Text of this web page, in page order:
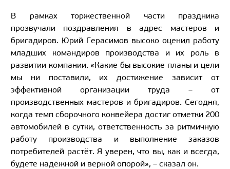
В рамках торжественной части праздника
прозвучали поздравления в адрес мастеров и
бригадиров. Юрий Герасимов высоко оценил работу
младших командиров производства и их роль в
развитии компании. «Какие бы высокие планы и цели
мы ни поставили, их достижение зависит от
эффективной организации труда – от
производственных мастеров и бригадиров. Сегодня,
когда темп сборочного конвейера достиг отметки 200
автомобилей в сутки, ответственность за ритмичную
работу производства и выполнение заказов
потребителей растёт. Я уверен, что вы, как и всегда,
будете надёжной и верной опорой», – сказал он.